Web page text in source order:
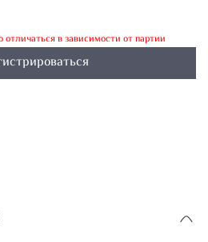
в зависимости от партии